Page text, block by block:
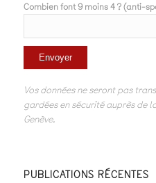
Combien font 9 moins 4 ? (anti-
Vos données ne seront pas
gardées en sécurité auprès de
Genève.
PUBLICATIONS RÉCENTES